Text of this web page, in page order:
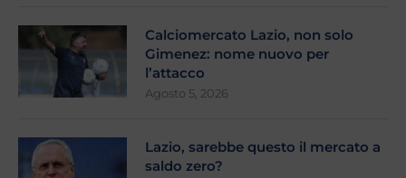
Calciomercato Lazio, non solo
Gimenez: nome nuovo per
l’attacco
Agosto 5, 2026
Lazio, sarebbe questo il mercato a
saldo zero?